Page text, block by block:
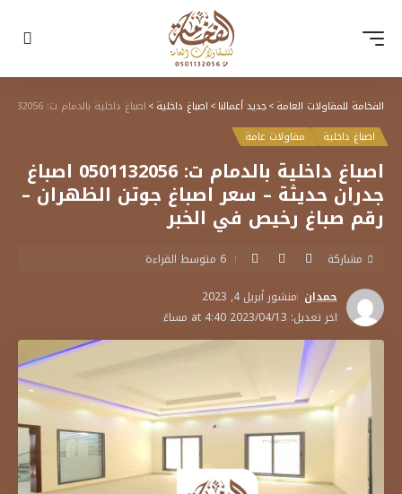
الفخامة للمقاولات العامة>جديد أعمالنا>اصباغ داخلية>اصباغ داخلية بالدمام ت: 0501132056 اصباغ جدران حديثة – سعر اصباغ جوتن الظهران – رقم صباغ رخيص في الخبر
اصباغ داخلية
مقاولات عامة
اصباغ داخلية بالدمام ت: 0501132056 اصباغ
جدران حديثة – سعر اصباغ جوتن الظهران –
رقم صباغ رخيص في الخبر
اخر تعديل: 2023/04/13 at 4:40 مساءً
حمدان منشور أبريل 4, 2023
مشاركة 6 متوسط القراءة